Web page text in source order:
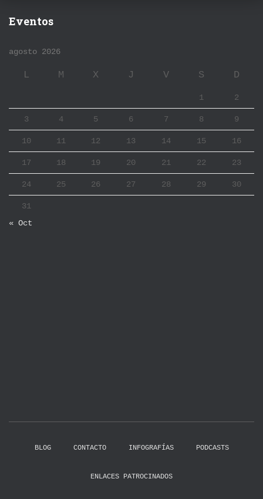
Eventos
agosto 2026
L M X J V S D
1 2
3 4 5 6 7 8 9
10 11 12 13 14 15 16
17 18 19 20 21 22 23
24 25 26 27 28 29 30
31
« Oct
BLOG CONTACTO INFOGRAFÍAS PODCASTS
ENLACES PATROCINADOS